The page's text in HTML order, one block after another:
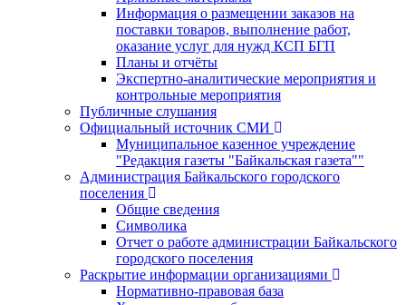
Информация о размещении заказов на
поставки товаров, выполнение работ,
оказание услуг для нужд КСП БГП
Планы и отчёты
Экспертно-аналитические мероприятия и
контрольные мероприятия
Публичные слушания
Официальный источник СМИ
Муниципальное казенное учреждение
"Редакция газеты "Байкальская газета""
Администрация Байкальского городского
поселения
Общие сведения
Символика
Отчет о работе администрации Байкальского
городского поселения
Раскрытие информации организациями
Нормативно-правовая база